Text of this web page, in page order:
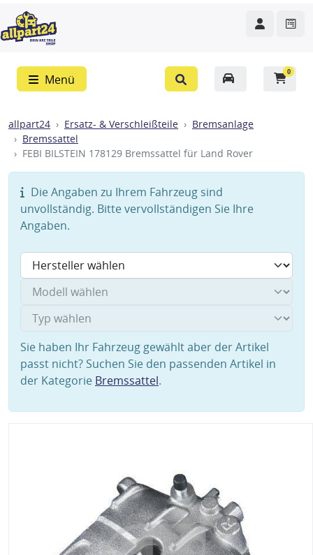
Menü
0
allpart24 Ersatz- & Verschleißteile
Bremsanlage
Bremssattel
FEBI BILSTEIN 178129 Bremssattel für Land Rover
Die Angaben zu Ihrem Fahrzeug sind
unvollständig. Bitte vervollständigen Sie Ihre
Angaben.
Sie haben Ihr Fahrzeug gewählt aber der Artikel
passt nicht? Suchen Sie den passenden Artikel in
der Kategorie Bremssattel.